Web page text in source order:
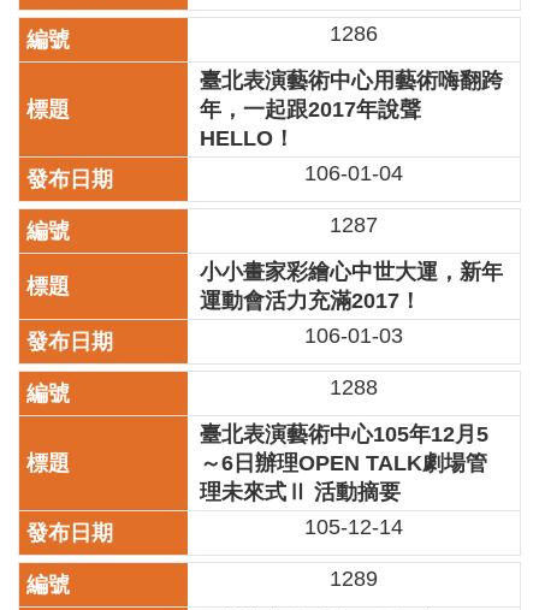
補
助/
請
件
政
府
開
資
訊
聯
絡
訊
影
音
專
區
1286
臺北表演藝術中心用藝術嗨翻跨
年，一起跟2017年說聲
HELLO！
106-01-04
1287
小小畫家彩繪心中世大運，新年
運動會活力充滿2017！
106-01-03
1288
臺北表演藝術中心105年12月5
～6日辦理OPEN TALK劇場管
理未來式Ⅱ 活動摘要
105-12-14
1289